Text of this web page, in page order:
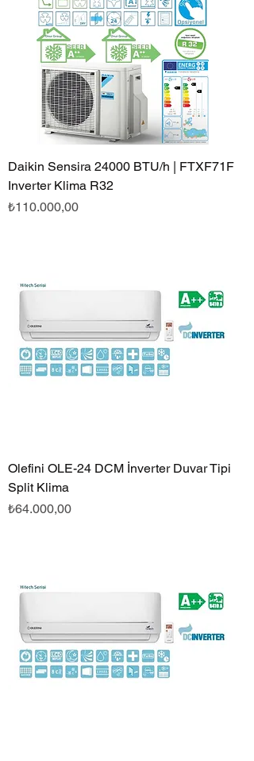
Daikin Sensira 24000 BTU/h | FTXF71F
Inverter Klima R32
Fiyat
₺110.000,00
Olefini OLE-24 DCM İnverter Duvar Tipi
Split Klima
Fiyat
₺64.000,00